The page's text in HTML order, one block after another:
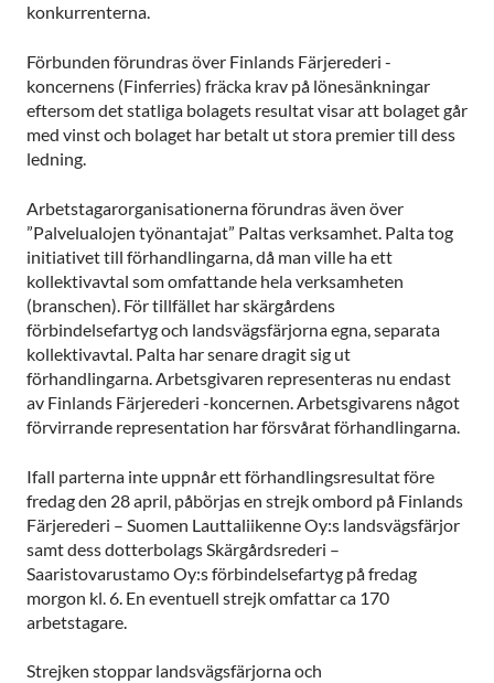
konkurrenterna.
Förbunden förundras över Finlands Färjerederi -
koncernens (Finferries) fräcka krav på lönesänkningar
eftersom det statliga bolagets resultat visar att bolaget går
med vinst och bolaget har betalt ut stora premier till dess
ledning.
Arbetstagarorganisationerna förundras även över
”Palvelualojen työnantajat” Paltas verksamhet. Palta tog
initiativet till förhandlingarna, då man ville ha ett
kollektivavtal som omfattande hela verksamheten
(branschen). För tillfället har skärgårdens
förbindelsefartyg och landsvägsfärjorna egna, separata
kollektivavtal. Palta har senare dragit sig ut
förhandlingarna. Arbetsgivaren representeras nu endast
av Finlands Färjerederi -koncernen. Arbetsgivarens något
förvirrande representation har försvårat förhandlingarna.
Ifall parterna inte uppnår ett förhandlingsresultat före
fredag den 28 april, påbörjas en strejk ombord på Finlands
Färjerederi – Suomen Lauttaliikenne Oy:s landsvägsfärjor
samt dess dotterbolags Skärgårdsrederi –
Saaristovarustamo Oy:s förbindelsefartyg på fredag
morgon kl. 6. En eventuell strejk omfattar ca 170
arbetstagare.
Strejken stoppar landsvägsfärjorna och